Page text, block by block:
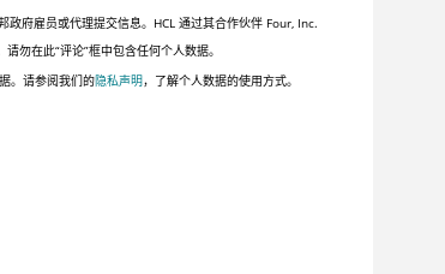
府雇员或代理提交信息。HCL 通过其合作伙伴 Four, Inc.
勿在此“评论”框中包含任何个人数据。
。请参阅我们的隐私声明，了解个人数据的使用方式。